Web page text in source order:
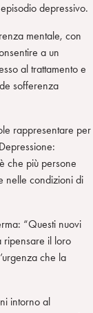
depressivo.
mentale, con
a un
al trattamento e
sofferenza
rappresentare per
che più persone
nelle condizioni di
“Questi nuovi
ripensare il loro
che la
intorno al